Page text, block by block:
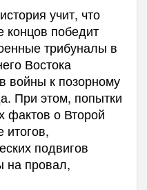
учит, что
концов победит
трибуналы в
Востока
войны к позорному
При этом, попытки
фактов о Второй
итогов,
подвигов
на провал,